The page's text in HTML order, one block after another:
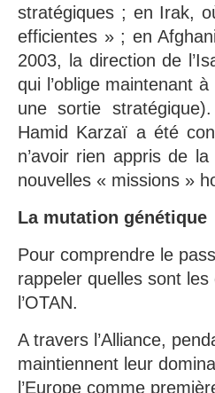
stratégiques ; en Irak,
efficientes » ; en
2003, la direction de
qui l’oblige maintenant
une sortie
Hamid Karzaï a été
n’avoir rien appris de
nouvelles « missions »
La mutation génétique
Pour comprendre le
rappeler quelles sont
l’OTAN.
A travers l’Alliance,
maintiennent leur
l’Europe comme